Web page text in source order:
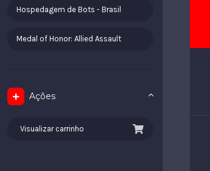
Hospedagem de Bots - Brasil
Medal of Honor: Allied Assault
Ações
Visualizar carrinho